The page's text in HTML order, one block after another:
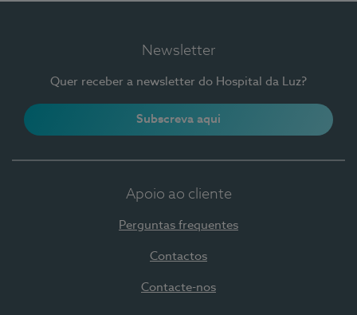
Newsletter
Quer receber a newsletter do Hospital da Luz?
Subscreva aqui
Apoio ao cliente
Perguntas frequentes
Contactos
Contacte-nos